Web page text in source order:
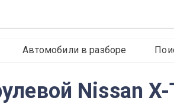
Автомобили в разборе
Nissan